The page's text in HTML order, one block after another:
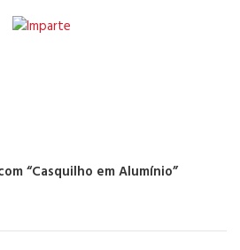
“Casquilho em Alumínio”